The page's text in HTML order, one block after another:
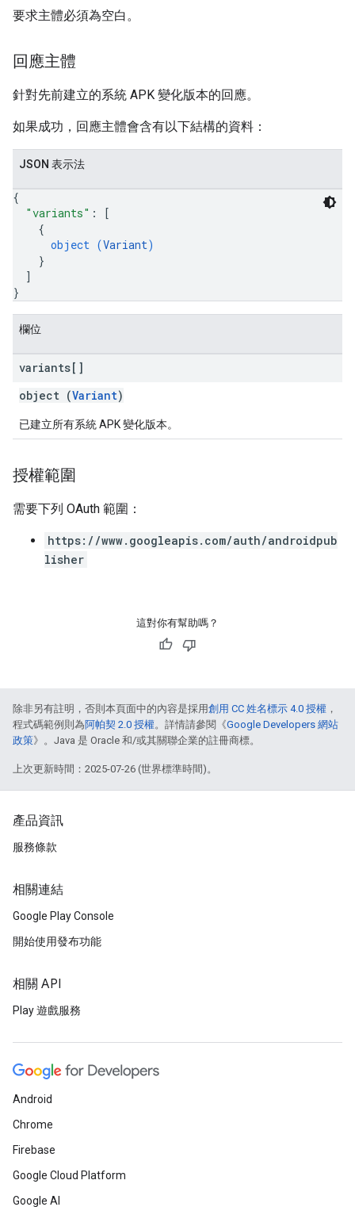
要求主體必須為空白。
回應主體
針對先前建立的系統 APK 變化版本的回應。
如果成功，回應主體會含有以下結構的資料：
JSON 表示法
{
"variants" :
[
{
object (Variant)
}
]
}
欄位
variants[]
object (Variant)
已建立所有系統 APK 變化版本。
授權範圍
需要下列 OAuth 範圍：
https://www.googleapis.com/auth/androidpub
lisher
這對你有幫助嗎？
除非另有註明，否則本頁面中的內容是採用創用 CC 姓名標示 4.0 授權 ，
程式碼範例則為阿帕契 2.0 授權。詳情請參閱《Google Developers 網站
政策》。Java 是 Oracle 和/或其關聯企業的註冊商標。
上次更新時間：2025-07-26 (世界標準時間)。
產品資訊
服務條款
相關連結
Google Play Console
開始使用發布功能
相關 API
Play 遊戲服務
Android
Chrome
Firebase
Google Cloud Platform
Google AI